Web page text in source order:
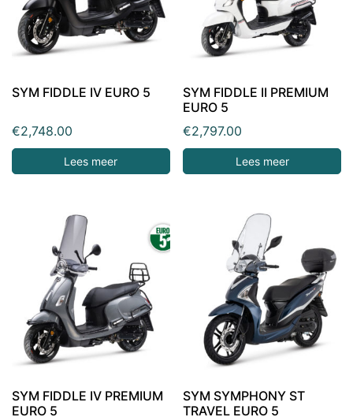
SYM FIDDLE IV EURO 5
€2,748.00
Lees meer
SYM FIDDLE II PREMIUM
EURO 5
€2,797.00
Lees meer
SYM FIDDLE IV PREMIUM
EURO 5
SYM SYMPHONY ST
TRAVEL EURO 5